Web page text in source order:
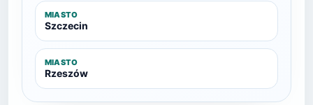
MIASTO
Szczecin
MIASTO
Rzeszów